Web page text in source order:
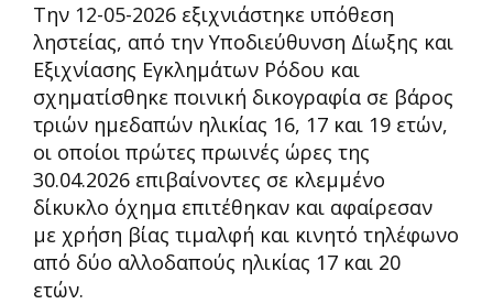
Την 12-05-2026 εξιχνιάστηκε υπόθεση
ληστείας, από την Υποδιεύθυνση Δίωξης και
Εξιχνίασης Εγκλημάτων Ρόδου και
σχηματίσθηκε ποινική δικογραφία σε βάρος
τριών ημεδαπών ηλικίας 16, 17 και 19 ετών,
οι οποίοι πρώτες πρωινές ώρες της
30.04.2026 επιβαίνοντες σε κλεμμένο
δίκυκλο όχημα επιτέθηκαν και αφαίρεσαν
με χρήση βίας τιμαλφή και κινητό τηλέφωνο
από δύο αλλοδαπούς ηλικίας 17 και 20
ετών.